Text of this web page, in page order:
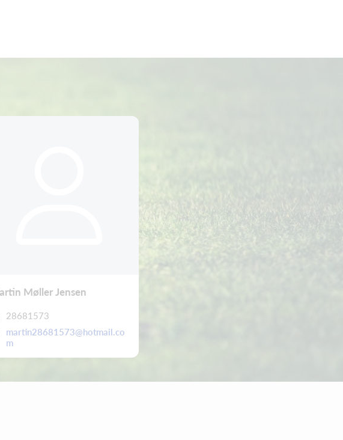
Møller Jensen
28681573
martin28681573@hotmail.co
m